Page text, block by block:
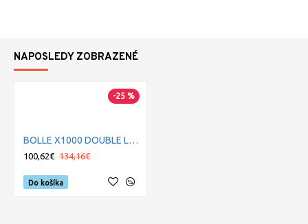
NAPOSLEDY ZOBRAZENÉ
-25 %
BOLLE X1000 DOUBLE LENS čierna taktická maska s dvojitou optikou
100,62€ 134,16€
Do košíka